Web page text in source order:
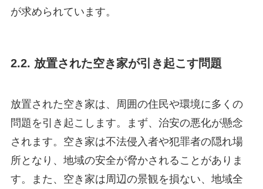
が求められています。
2.2. 放置された空き家が引き起こす問題
放置された空き家は、周囲の住民や環境に多くの
問題を引き起こします。まず、治安の悪化が懸念
されます。空き家は不法侵入者や犯罪者の隠れ場
所となり、地域の安全が脅かされることがありま
す。また、空き家は周辺の景観を損ない、地域全